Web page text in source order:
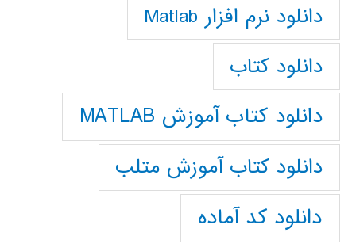
دانلود نرم افزار Matlab
دانلود کتاب
دانلود کتاب آموزش MATLAB
دانلود کتاب آموزش متلب
دانلود کد آماده